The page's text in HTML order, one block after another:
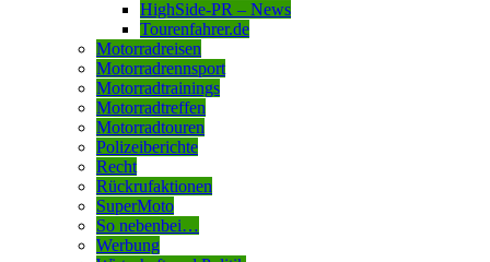
HighSide-PR – News
Tourenfahrer.de
Motorradreisen
Motorradrennsport
Motorradtrainings
Motorradtreffen
Motorradtouren
Polizeiberichte
Recht
Rückrufaktionen
SuperMoto
So nebenbei…
Werbung